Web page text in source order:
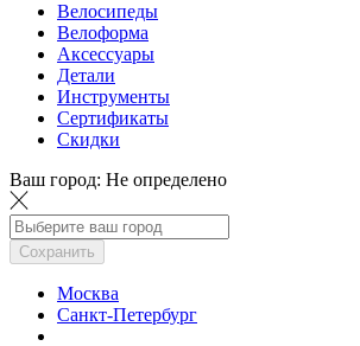
Велосипеды
Велоформа
Аксессуары
Детали
Инструменты
Сертификаты
Скидки
Ваш город: Не определено
Сохранить
Москва
Санкт-Петербург